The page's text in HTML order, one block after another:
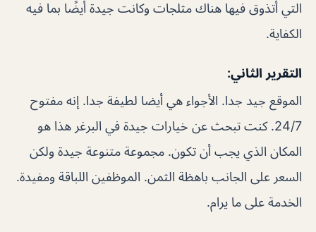
التي أتذوق فيها هناك مثلجات وكانت جيدة أيضًا بما فيه
الكفاية.
التقرير الثاني:
الموقع جيد جدا. الأجواء هي أيضا لطيفة جدا. إنه مفتوح
24/7. كنت تبحث عن خيارات جيدة في البرغر هذا هو
المكان الذي يجب أن تكون. مجموعة متنوعة جيدة ولكن
السعر على الجانب باهظة الثمن. الموظفين اللباقة ومفيدة.
الخدمة على ما يرام.